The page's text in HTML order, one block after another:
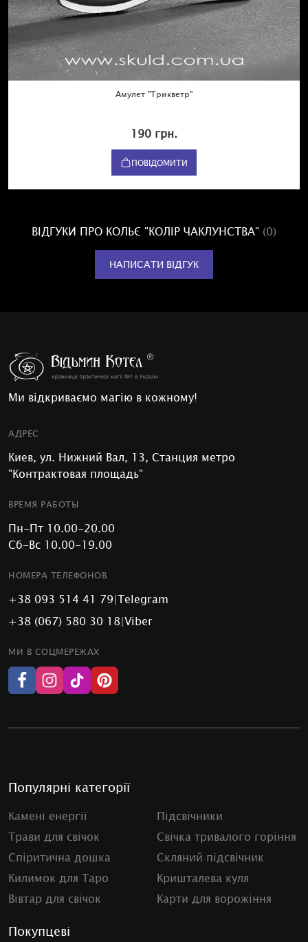
Амулет "Трикветр"
190 грн.
ПОВІДОМИТИ
ВІДГУКИ ПРО КОЛЬЄ "КОЛІР ЧАКЛУНСТВА" (0)
НАПИСАТИ ВІДГУК
Ми відкриваємо магію в кожному!
АДРЕС
Киев, ул. Нижний Вал, 13, Станция метро
"Контрактовая площадь"
ВРЕМЯ РАБОТЫ
Пн-Пт 10.00-20.00
Сб-Вс 10.00-19.00
НОМЕРА ТЕЛЕФОНОВ
+38 093 514 41 79|Telegram
+38 (067) 580 30 18|Viber
МИ В СОЦМЕРЕЖАХ
Популярні категорії
Камені енергії
Підсвічники
Трави для свічок
Свічка тривалого горіння
Спіритична дошка
Скляний підсвічник
Килимок для Таро
Кришталева куля
Вівтар для свічок
Карти для ворожіння
Покупцеві